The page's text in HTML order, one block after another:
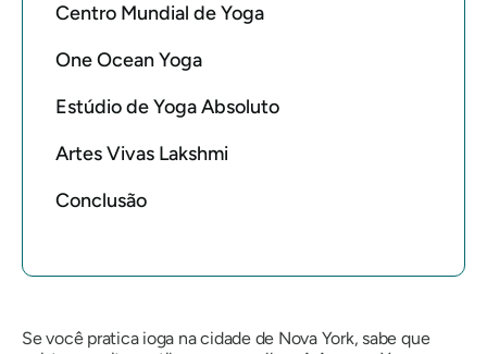
Centro Mundial de Yoga
One Ocean Yoga
Estúdio de Yoga Absoluto
Artes Vivas Lakshmi
Conclusão
Se você pratica ioga na cidade de Nova York, sabe que